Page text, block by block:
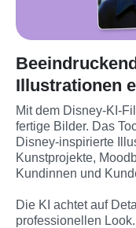
Illustrationen
Mit dem Disney-KI-
fertige Bilder. Das
Disney-inspirierte
Kunstprojekte,
Kundinnen und
Die KI achtet auf
professionellen